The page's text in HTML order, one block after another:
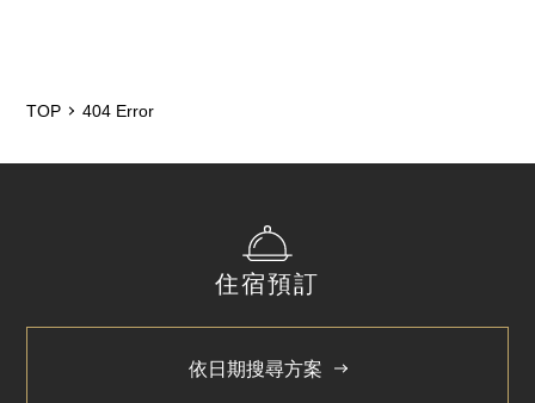
TOP 404 Error
住宿預訂
依日期搜尋方案